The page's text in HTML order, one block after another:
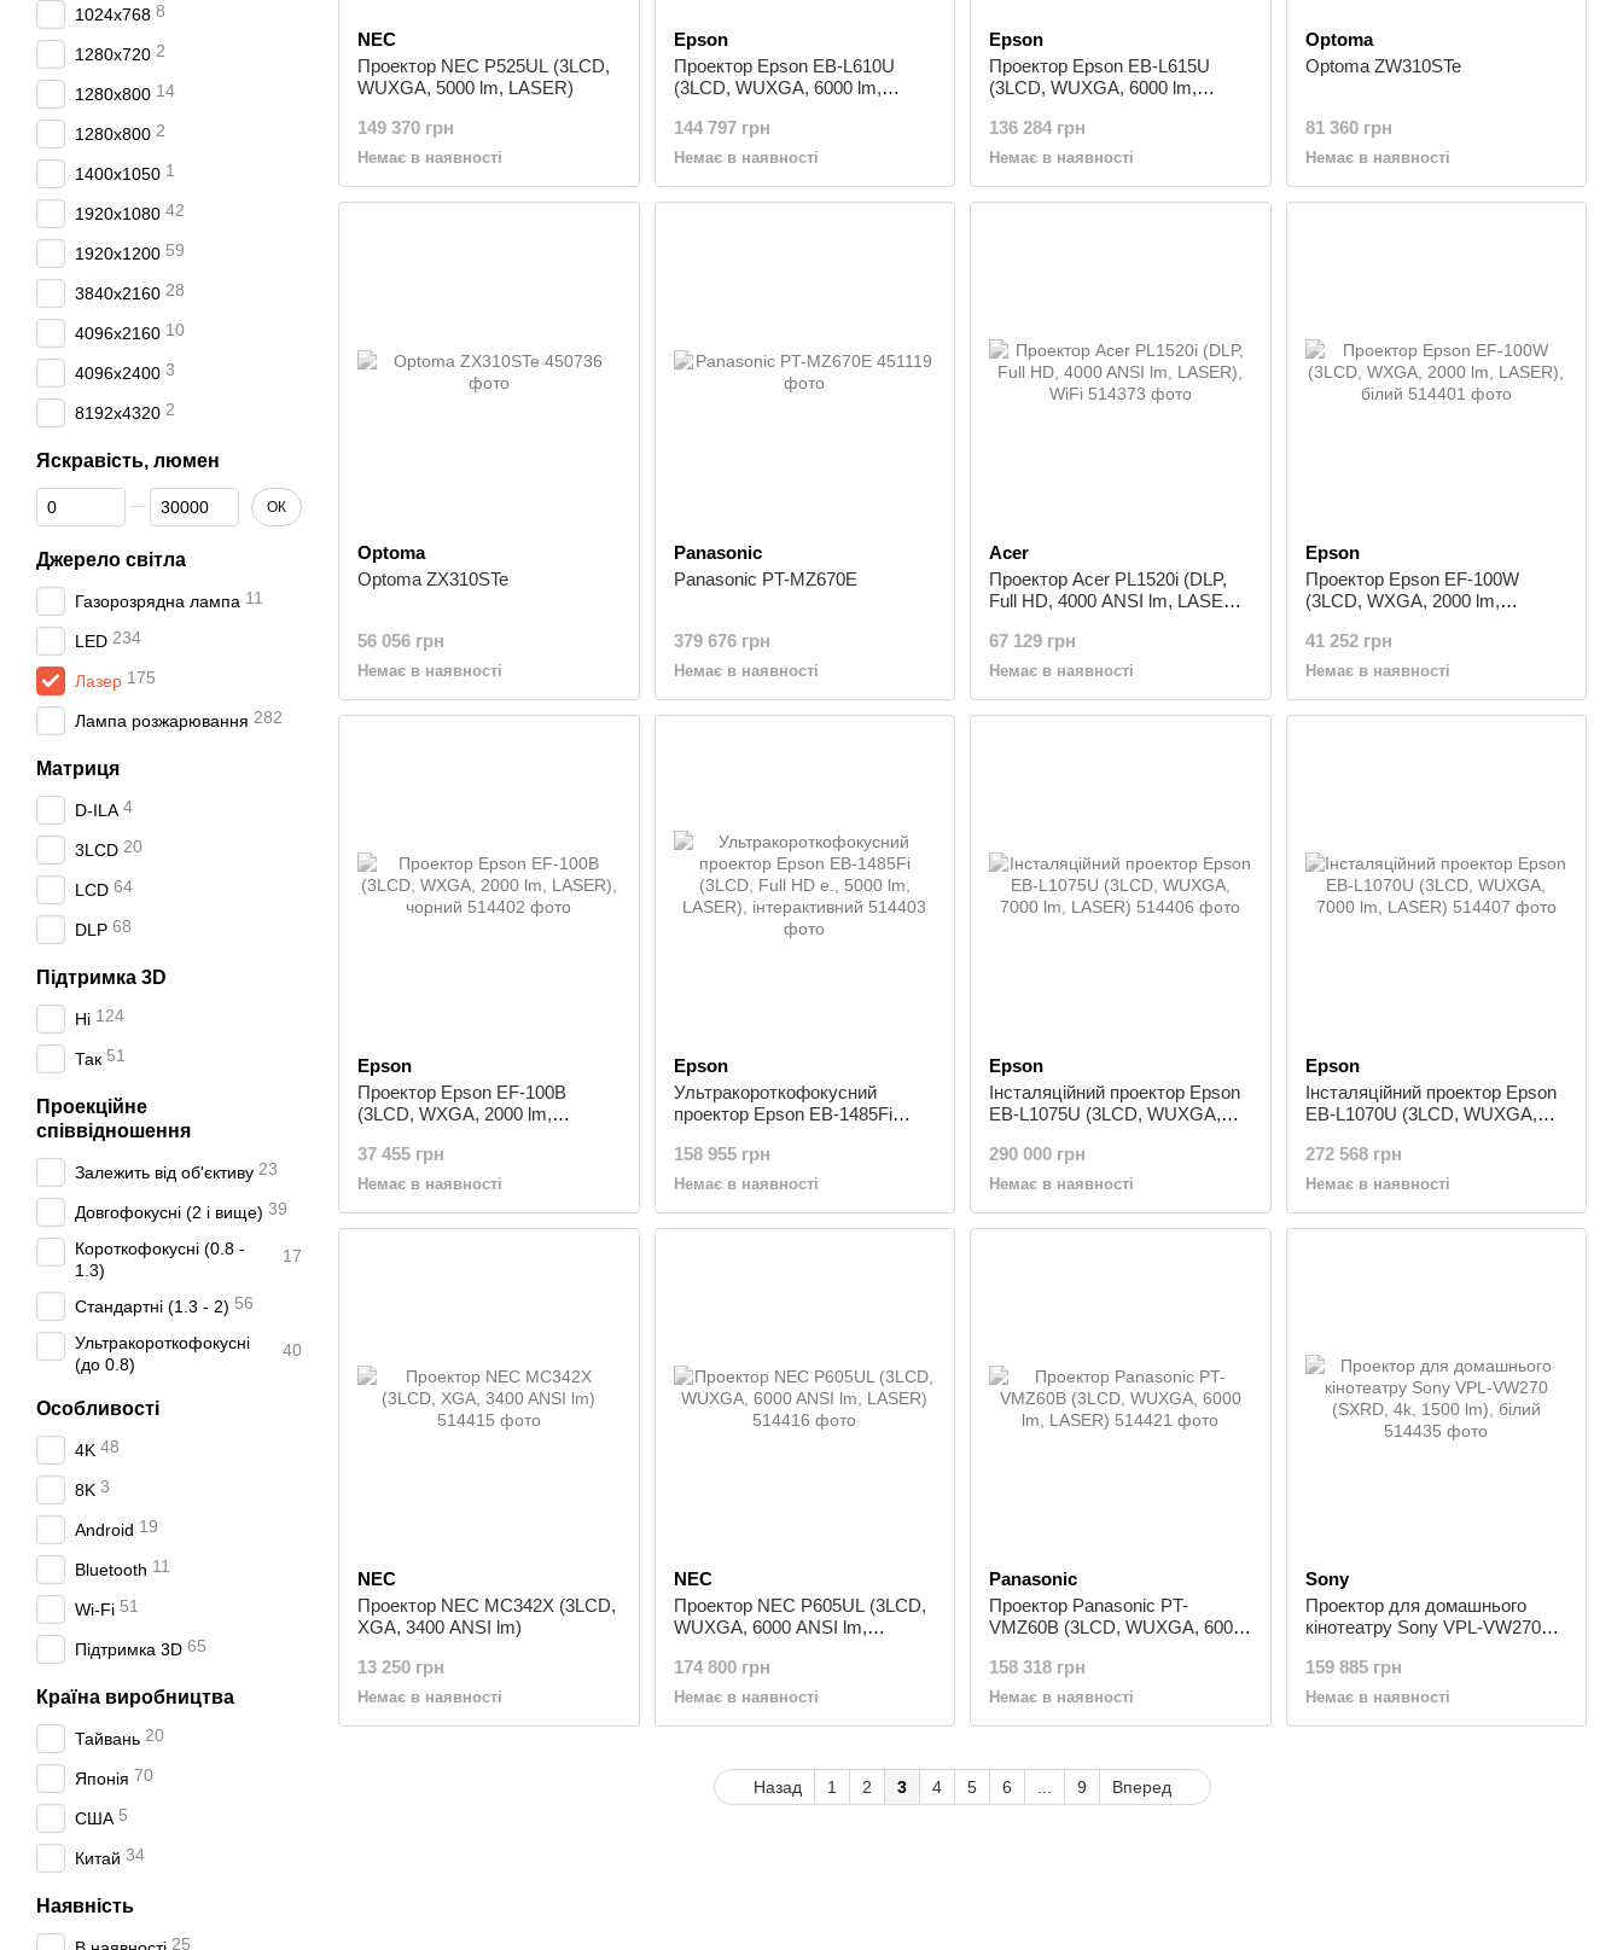
NEC
Проектор NEC P525UL (3LCD,
WUXGA, 5000 lm, LASER)
149 370 грн
Немає в наявності
Epson
Проектор Epson EB-L610U
(3LCD, WUXGA, 6000 lm,
144 797 грн
Немає в наявності
Epson
Проектор Epson EB-L615U
(3LCD, WUXGA, 6000 lm,
136 284 грн
Немає в наявності
Optoma
Optoma ZW310STe
81 360 грн
Немає в наявності
Optoma
Optoma ZX310STe
56 056 грн
Немає в наявності
Panasonic
Panasonic PT-MZ670E
379 676 грн
Немає в наявності
Acer
Проектор Acer PL1520i (DLP,
Full HD, 4000 ANSI lm, LASER),
67 129 грн
Немає в наявності
Epson
Проектор Epson EF-100W
(3LCD, WXGA, 2000 lm,
41 252 грн
Немає в наявності
Epson
Проектор Epson EF-100B
(3LCD, WXGA, 2000 lm,
37 455 грн
Немає в наявності
Epson
Ультракороткофокусний
проектор Epson EB-1485Fi
LASER), інтерактивний
158 955 грн
Немає в наявності
Epson
Інсталяційний проектор Epson
EB-L1075U (3LCD, WUXGA,
290 000 грн
Немає в наявності
Epson
Інсталяційний проектор Epson
EB-L1070U (3LCD, WUXGA,
272 568 грн
Немає в наявності
NEC
Проектор NEC MC342X (3LCD,
XGA, 3400 ANSI lm)
13 250 грн
Немає в наявності
NEC
Проектор NEC P605UL (3LCD,
WUXGA, 6000 ANSI lm,
174 800 грн
Немає в наявності
Panasonic
Проектор Panasonic PT-
VMZ60B (3LCD, WUXGA, 6000
158 318 грн
Немає в наявності
Sony
Проектор для домашнього
кінотеатру Sony VPL-VW270
159 885 грн
Немає в наявності
Назад 1 2 3 4 5 6 9 Вперед
1024x768 8
1280x720 2
1280x800 14
1280х800 2
1400x1050 1
1920x1080 42
1920x1200 59
3840x2160 28
4096x2160 10
4096х2400 3
8192x4320 2
Яскравість, люмен
Від Яскравість, люмен
До Яскравість, люмен ОК
Джерело світла
Газорозрядна лампа 11
LED 234
Лазер 175
Лампа розжарювання 282
Матриця
D-ILA 4
3LCD 20
LCD 64
DLP 68
Підтримка 3D
Ні 124
Так 51
Проекційне
співвідношення
Залежить від об'єктиву 23
Довгофокусні (2 і вище) 39
Короткофокусні (0.8 -
1.3)
17
Стандартні (1.3 - 2) 56
Ультракороткофокусні
(до 0.8)
40
Особливості
4K 48
8K 3
Android 19
Bluetooth 11
Wi-Fi 51
Підтримка 3D 65
Країна виробництва
Тайвань 20
Японія 70
США 5
Китай 34
Наявність
25